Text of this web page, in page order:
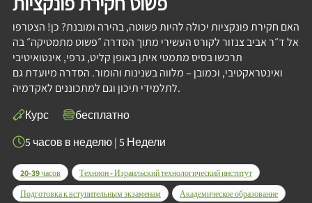
האם חקירת פונקציות יכולה להיות פשוטה, בהירה ומובנת? כן! הצטרפו
אל ד״ר אביב צנזור לקורס העשירי מתוך הסדרה ״פשוט מתמטיקה״ בה
תרכשו בסיס מתמטי איתן באופן קליט, גרפי, אינטואיטיבי
ואינטראקטיבי, וכמובן – מלווה בשנינות והומור. הסדרה מיועדת גם
לתלמידי תיכון וגם למתכוננים לאקדמיה.
Курс
бесплатно
5 часов в неделю|5 Недели
20-39 часов
Технион - Израильский технологический институт
Подготовка к вступительным экзаменам
Академическое образование